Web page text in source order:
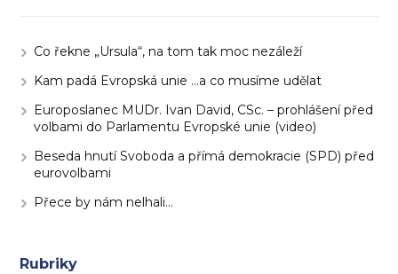
Co řekne „Ursula“, na tom tak moc nezáleží
Kam padá Evropská unie …a co musíme udělat
Europoslanec MUDr. Ivan David, CSc. – prohlášení před
volbami do Parlamentu Evropské unie (video)
Beseda hnutí Svoboda a přímá demokracie (SPD) před
eurovolbami
Přece by nám nelhali…
Rubriky